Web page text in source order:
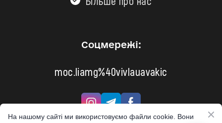
Соцмережі:
moc.liamg%40vivlauavakic
На нашому сайті ми використовуємо файли cookie. Вони